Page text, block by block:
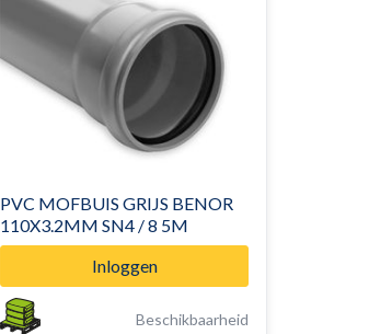
PVC MOFBUIS GRIJS BENOR
110X3.2MM SN4 / 8 5M
Inloggen
Beschikbaarheid